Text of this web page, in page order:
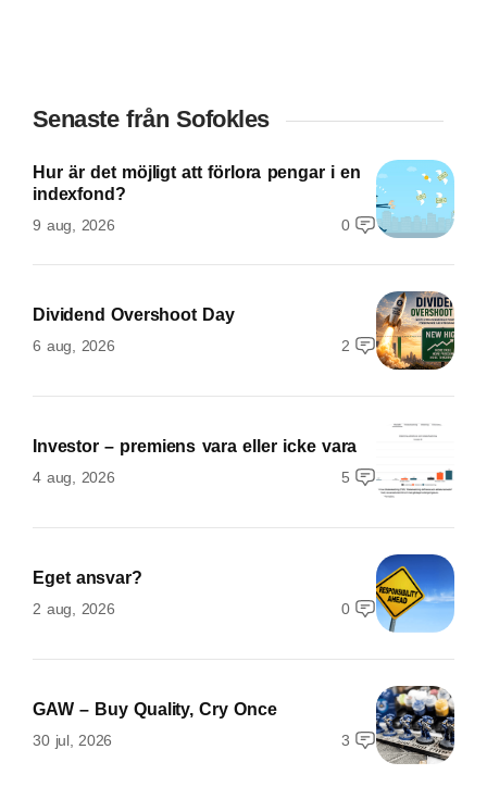
Senaste från Sofokles
Hur är det möjligt att förlora pengar i en
indexfond?
9 aug, 2026 0
Dividend Overshoot Day
6 aug, 2026 2
Investor – premiens vara eller icke vara
4 aug, 2026 5
Eget ansvar?
2 aug, 2026 0
GAW – Buy Quality, Cry Once
30 jul, 2026 3